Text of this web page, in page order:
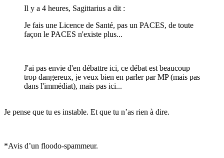
Il y a 4 heures, Sagittarius a dit :
Je fais une Licence de Santé, pas un PACES, de toute
façon le PACES n'existe plus...
J'ai pas envie d'en débattre ici, ce débat est beaucoup
trop dangereux, je veux bien en parler par MP (mais pas
dans l'immédiat), mais pas ici...
Je pense que tu es instable. Et que tu n’as rien à dire.
*Avis d’un floodo-spammeur.